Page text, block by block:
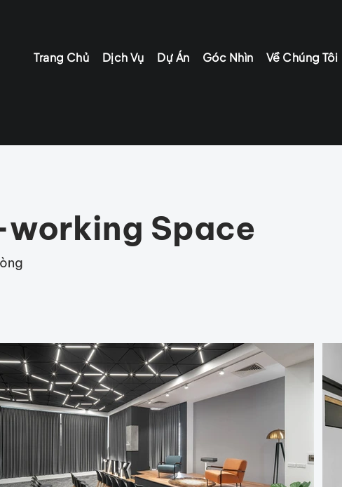
Trang Chủ Dịch Vụ Dự Án Góc Nhìn Về Chúng Tôi
Space